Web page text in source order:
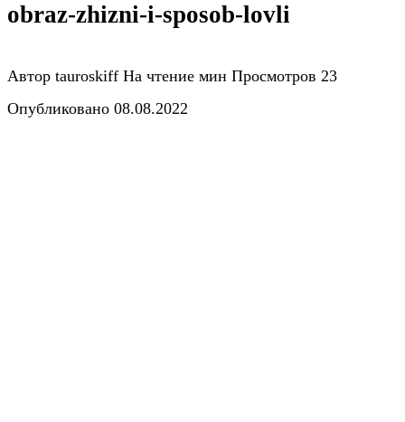
obraz-zhizni-i-sposob-lovli
Автор tauroskiff На чтение мин Просмотров 23
Опубликовано 08.08.2022